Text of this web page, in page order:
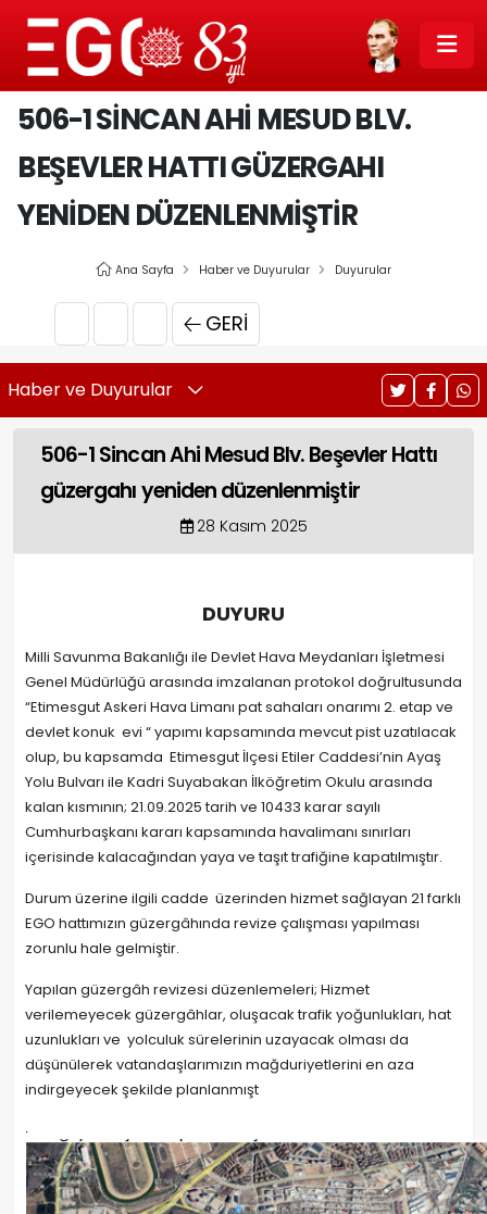
506-1 SINCAN AHI MESUD BLV.
BEŞEVLER HATTI GÜZERGAHI
YENIDEN DÜZENLENMIŞTIR
Ana Sayfa Haber ve Duyurular Duyurular
GERI
Haber ve Duyurular
506-1 Sincan Ahi Mesud Blv. Beşevler Hattı
güzergahı yeniden düzenlenmiştir
28 Kasım 2025
DUYURU
Milli Savunma Bakanlığı ile Devlet Hava Meydanları İşletmesi
Genel Müdürlüğü arasında imzalanan protokol doğrultusunda
“Etimesgut Askeri Hava Limanı pat sahaları onarımı 2. etap ve
devlet konuk evi “ yapımı kapsamında mevcut pist uzatılacak
olup, bu kapsamda Etimesgut İlçesi Etiler Caddesi’nin Ayaş
Yolu Bulvarı ile Kadri Suyabakan İlköğretim Okulu arasında
kalan kısmının; 21.09.2025 tarih ve 10433 karar sayılı
Cumhurbaşkanı kararı kapsamında havalimanı sınırları
içerisinde kalacağından yaya ve taşıt trafiğine kapatılmıştır.
Durum üzerine ilgili cadde üzerinden hizmet sağlayan 21 farklı
EGO hattımızın güzergâhında revize çalışması yapılması
zorunlu hale gelmiştir.
Yapılan güzergâh revizesi düzenlemeleri; Hizmet
verilemeyecek güzergâhlar, oluşacak trafik yoğunlukları, hat
uzunlukları ve yolculuk sürelerinin uzayacak olması da
düşünülerek vatandaşlarımızın mağduriyetlerini en aza
indirgeyecek şekilde planlanmışt
.